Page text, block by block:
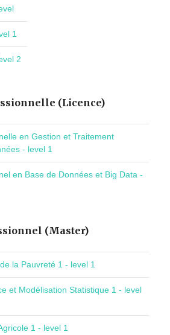
1
2
(Licence)
en Gestion et Traitement
- level 1
en Base de Données et Big Data -
(Master)
la Pauvreté 1 - level 1
et Modélisation Statistique 1 - level
1 - level 1